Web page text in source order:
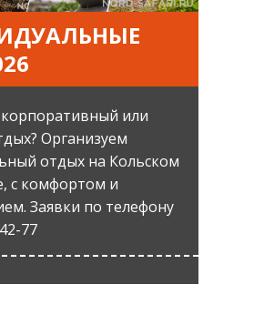
или
Организуем
отдых на Кольском
с комфортом и
Заявки по телефону
77